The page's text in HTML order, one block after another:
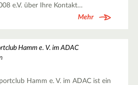
e.V. über Ihre Kontakt…
Mehr
Hamm e. V. im ADAC
Hamm e. V. im ADAC ist ein